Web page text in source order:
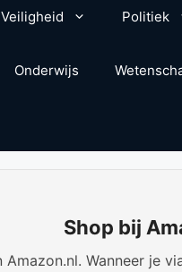
Veiligheid Politiek
Onderwijs
Shop bij
Amazon.nl. Wanneer je